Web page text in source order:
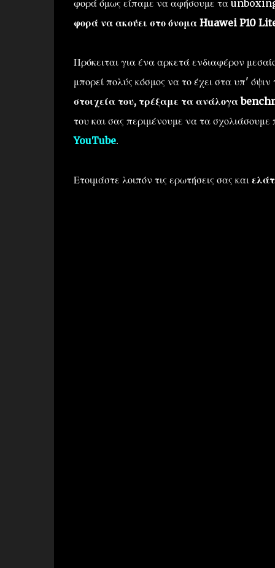
φορά όμως είπαμε να αφήσουμε τα
φορά να ακούει στο όνομα Huawei P10
Πρόκειται για ένα αρκετά ενδιαφέρον
μπορεί πολύς κόσμος να το έχει στα υπ' όψιν
στοιχεία του, τρέξαμε τα ανάλογα
του και σας περιμένουμε να τα
YouTube.
Ετοιμάστε λοιπόν τις ερωτήσεις σας και